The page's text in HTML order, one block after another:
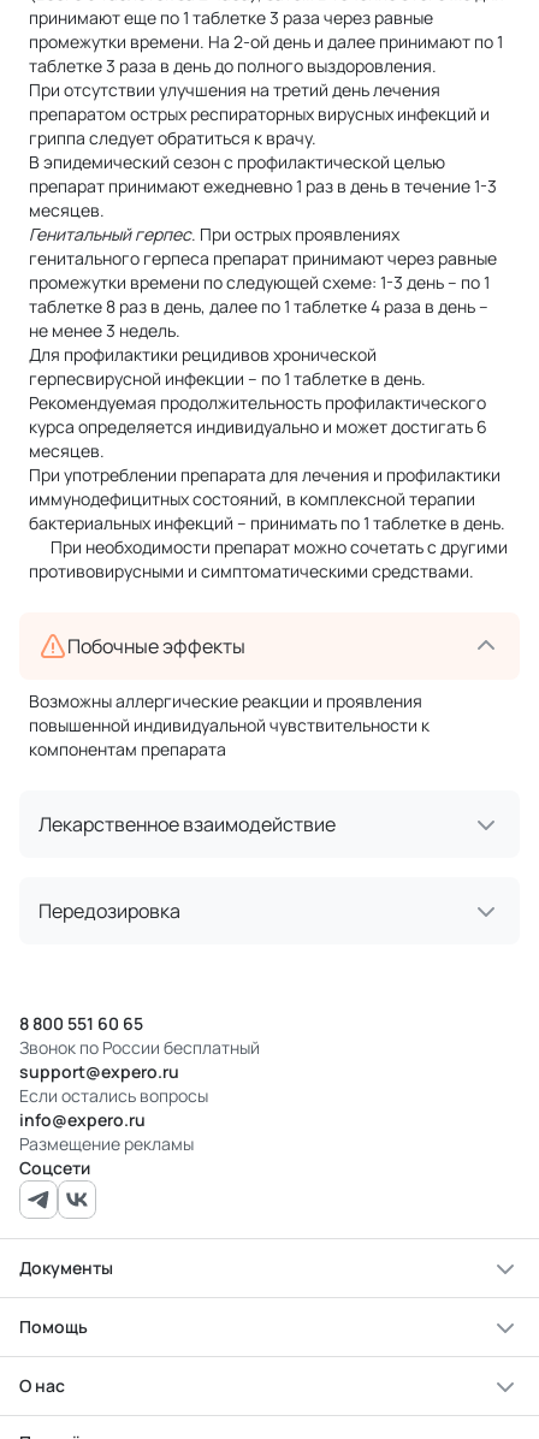
принимают еще по 1 таблетке 3 раза через равные
промежутки времени. На 2-ой день и далее принимают по 1
таблетке 3 раза в день до полного выздоровления.
При отсутствии улучшения на третий день лечения
препаратом острых респираторных вирусных инфекций и
гриппа следует обратиться к врачу.
В эпидемический сезон с профилактической целью
препарат принимают ежедневно 1 раз в день в течение 1-3
месяцев.
Генитальный герпес. При острых проявлениях
генитального герпеса препарат принимают через равные
промежутки времени по следующей схеме: 1-3 день – по 1
таблетке 8 раз в день, далее по 1 таблетке 4 раза в день –
не менее 3 недель.
Для профилактики рецидивов хронической
герпесвирусной инфекции – по 1 таблетке в день.
Рекомендуемая продолжительность профилактического
курса определяется индивидуально и может достигать 6
месяцев.
При употреблении препарата для лечения и профилактики
иммунодефицитных состояний, в комплексной терапии
бактериальных инфекций – принимать по 1 таблетке в день.
При необходимости препарат можно сочетать с другими
противовирусными и симптоматическими средствами.
Побочные эффекты
Возможны аллергические реакции и проявления
повышенной индивидуальной чувствительности к
компонентам препарата
Лекарственное взаимодействие
Передозировка
8 800 551 60 65
Звонок по России бесплатный
support@expero.ru
Если остались вопросы
info@expero.ru
Размещение рекламы
Соцсети
Документы
Помощь
О нас